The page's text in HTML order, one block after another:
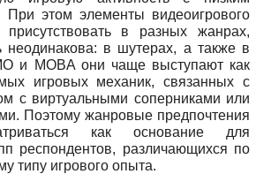
При этом элементы видеоигрового
присутствовать в разных жанрах,
неодинакова: в шутерах, а также в
и MOBA они чаще выступают как
игровых механик, связанных с
с виртуальными соперниками или
Поэтому жанровые предпочтения
как основание для
респондентов, различающихся по
типу игрового опыта.